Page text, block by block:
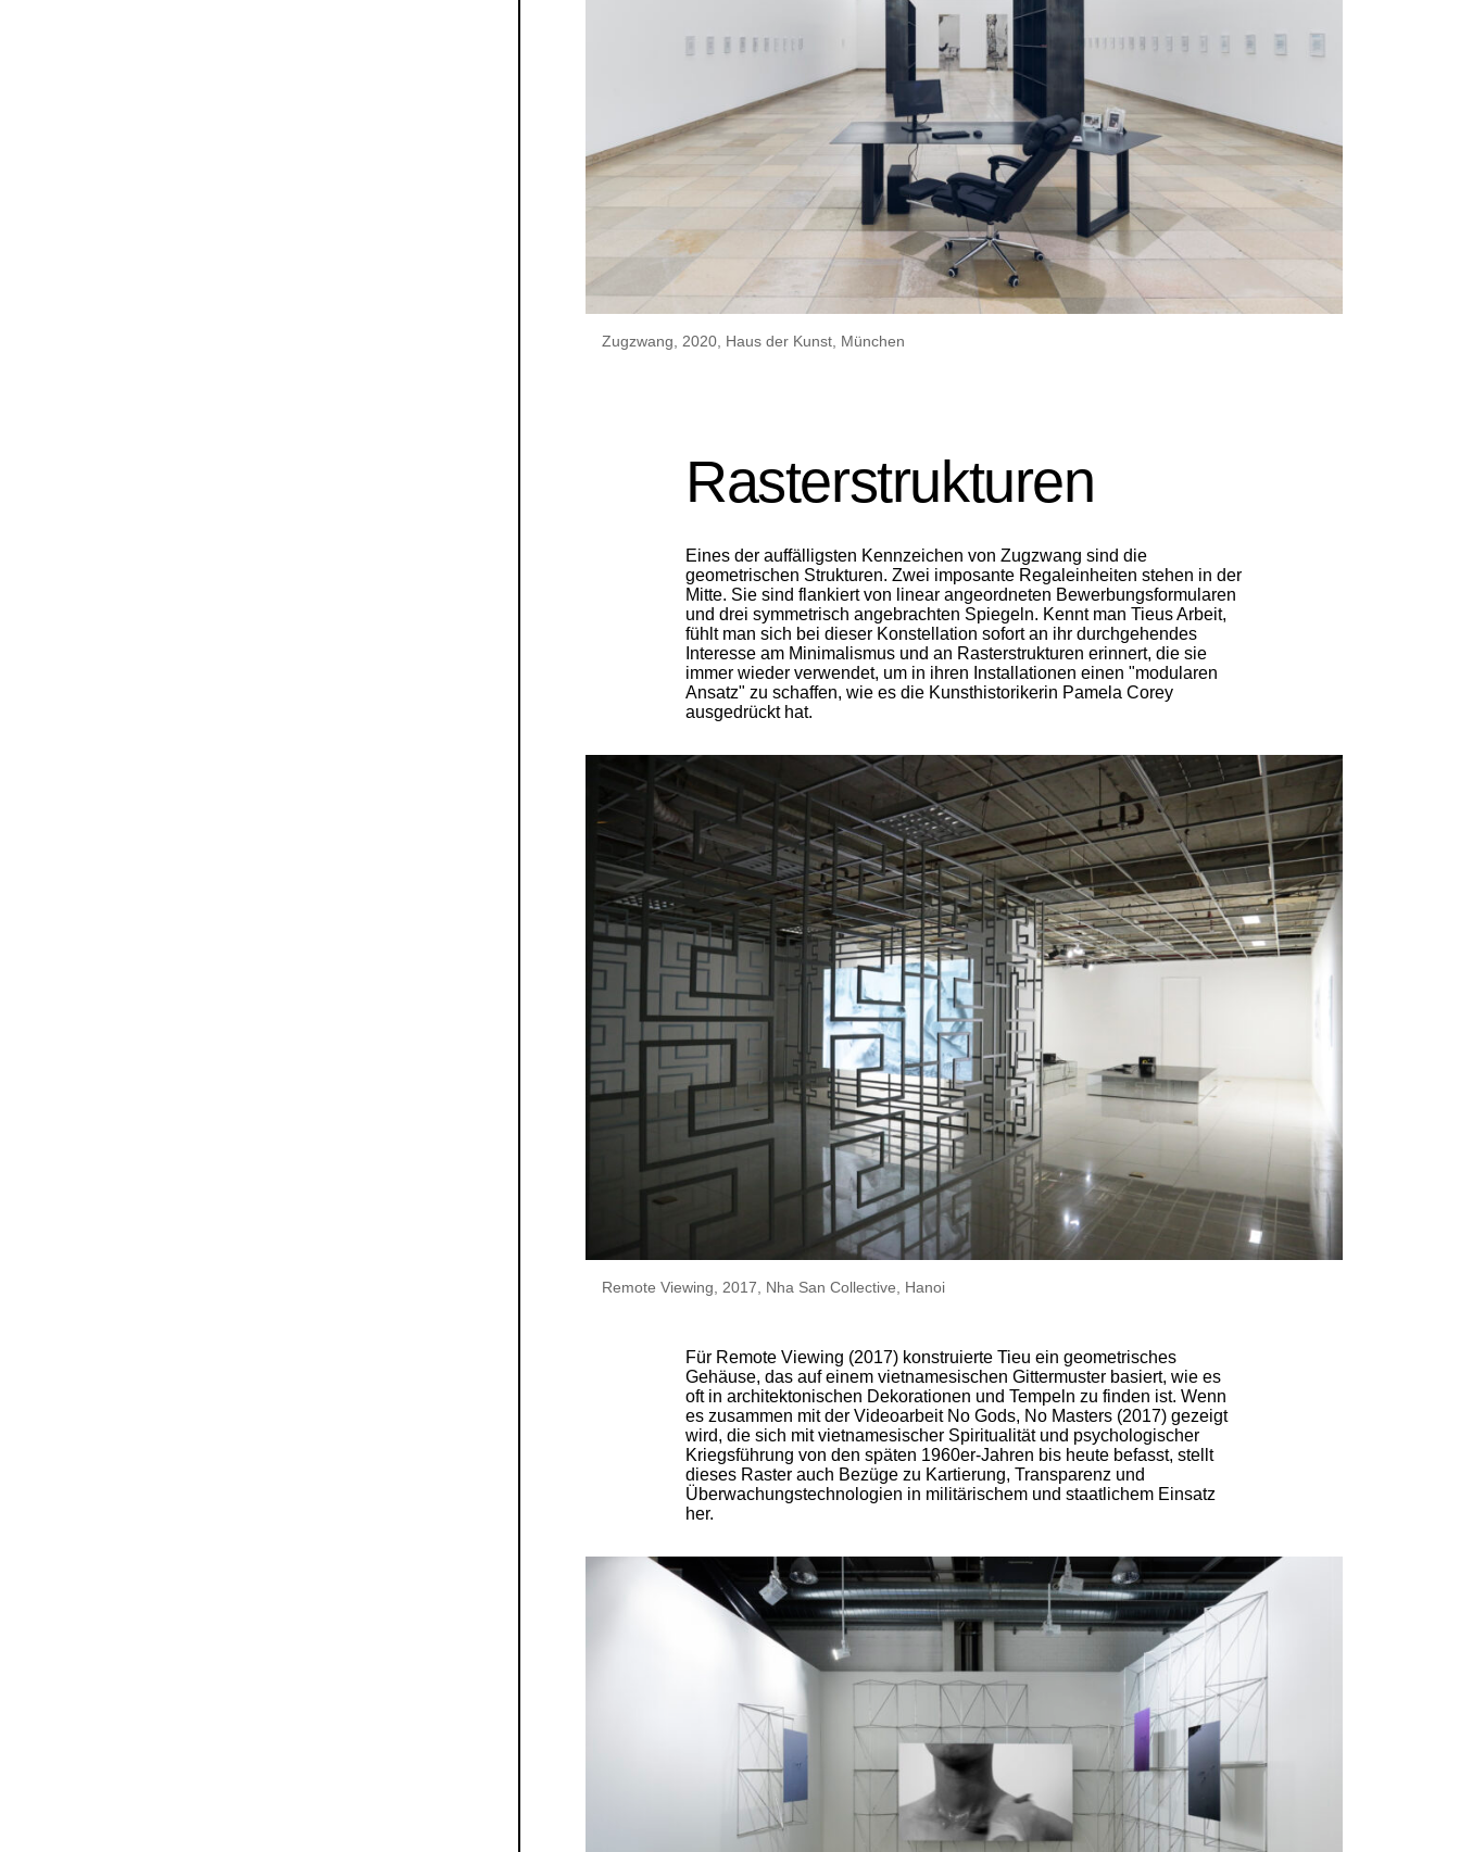
Zugzwang, 2020, Haus der Kunst, München
Rasterstrukturen
Eines der auffälligsten Kennzeichen von Zugzwang sind die
geometrischen Strukturen. Zwei imposante Regaleinheiten stehen in der
Mitte. Sie sind flankiert von linear angeordneten Bewerbungsformularen
und drei symmetrisch angebrachten Spiegeln. Kennt man Tieus Arbeit,
fühlt man sich bei dieser Konstellation sofort an ihr durchgehendes
Interesse am Minimalismus und an Rasterstrukturen erinnert, die sie
immer wieder verwendet, um in ihren Installationen einen "modularen
Ansatz" zu schaffen, wie es die Kunsthistorikerin Pamela Corey
ausgedrückt hat.
Remote Viewing, 2017, Nha San Collective, Hanoi
Für Remote Viewing (2017) konstruierte Tieu ein geometrisches
Gehäuse, das auf einem vietnamesischen Gittermuster basiert, wie es
oft in architektonischen Dekorationen und Tempeln zu finden ist. Wenn
es zusammen mit der Videoarbeit No Gods, No Masters (2017) gezeigt
wird, die sich mit vietnamesischer Spiritualität und psychologischer
Kriegsführung von den späten 1960er-Jahren bis heute befasst, stellt
dieses Raster auch Bezüge zu Kartierung, Transparenz und
Überwachungstechnologien in militärischem und staatlichem Einsatz
her.